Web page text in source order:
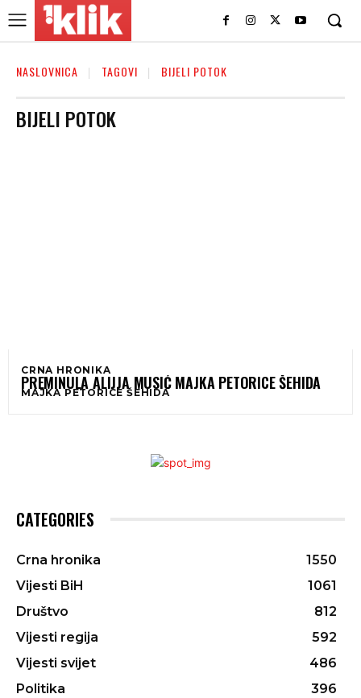
NASLOVNICA TAGOVI BIJELI POTOK
BIJELI POTOK
CRNA HRONIKA
PREMINULA ALIJJA MUSIĆ MAJKA PETORICE ŠEHIDA
MAJKA PETORICE ŠEHIDA
CATEGORIES
Crna hronika
1550
Vijesti BiH
1061
Društvo
812
Vijesti regija
592
Vijesti svijet
486
Politika
396